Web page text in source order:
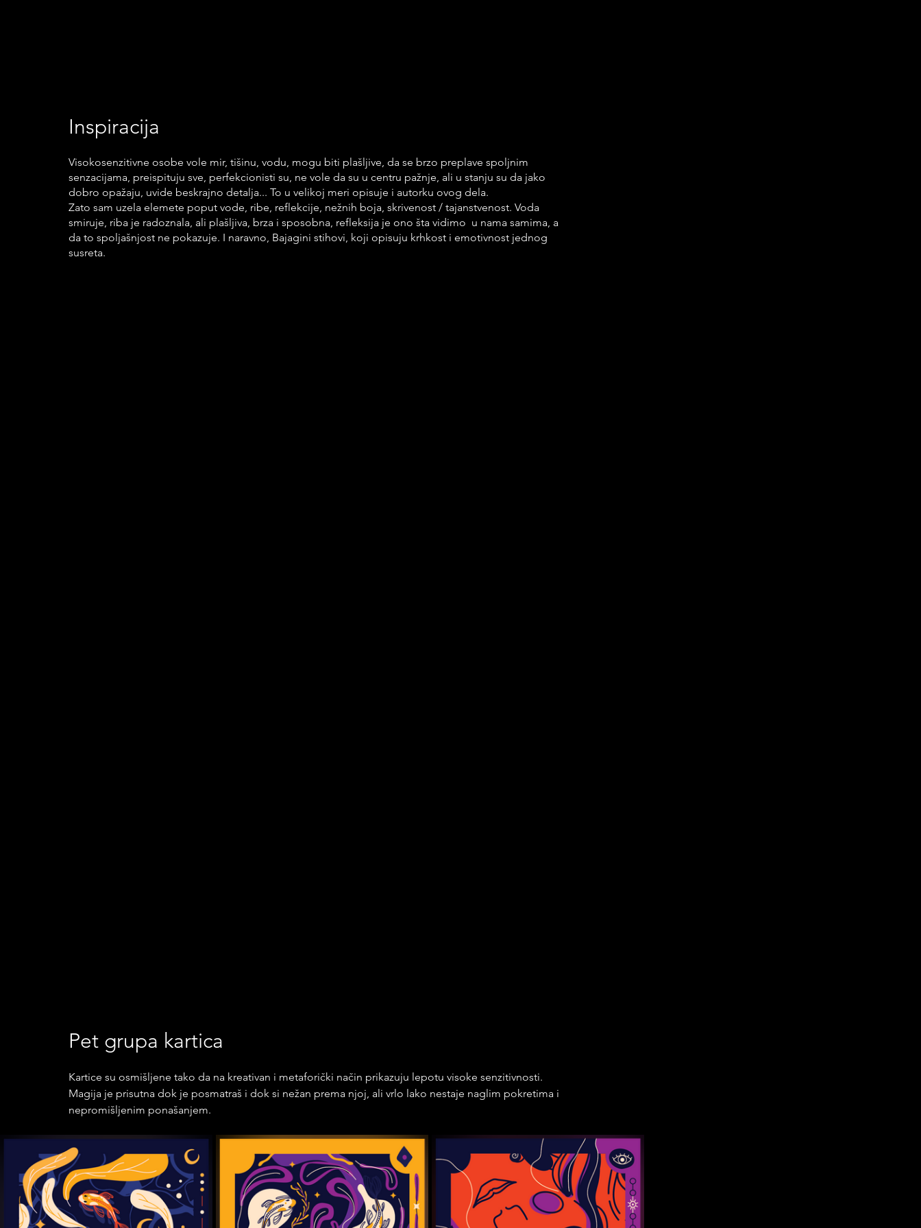
Inspiracija
Visokosenzitivne osobe vole mir, tišinu, vodu, mogu biti plašljive, da se brzo preplave spoljnim
senzacijama, preispituju sve, perfekcionisti su, ne vole da su u centru pažnje, ali u stanju su da jako
dobro opažaju, uvide beskrajno detalja... To u velikoj meri opisuje i autorku ovog dela.
Zato sam uzela elemete poput vode, ribe, reflekcije, nežnih boja, skrivenost / tajanstvenost. Voda
smiruje, riba je radoznala, ali plašljiva, brza i sposobna, refleksija je ono šta vidimo  u nama samima, a
da to spoljašnjost ne pokazuje. I naravno, Bajagini stihovi, koji opisuju krhkost i emotivnost jednog
susreta.
Pet grupa kartica
Kartice su osmišljene tako da na kreativan i metaforički način prikazuju lepotu visoke senzitivnosti.
Magija je prisutna dok je posmatraš i dok si nežan prema njoj, ali vrlo lako nestaje naglim pokretima i
nepromišljenim ponašanjem.